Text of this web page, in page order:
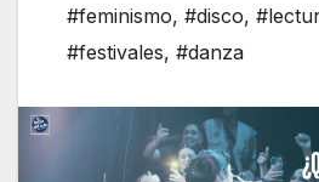
#feminismo, #disco,
#festivales, #danza